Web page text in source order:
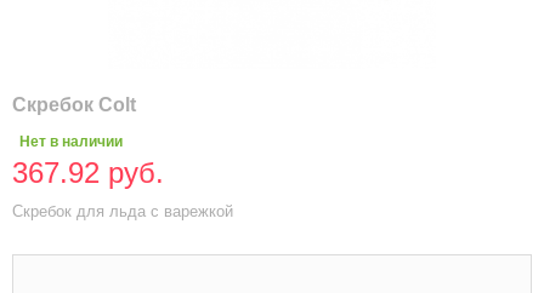
Скребок Colt
Нет в наличии
367.92 руб.
Скребок для льда с варежкой